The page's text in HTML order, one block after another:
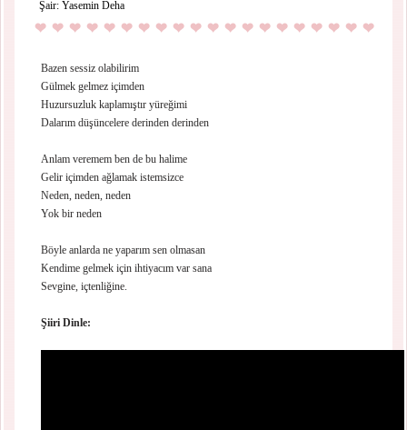
Şair: Yasemin Deha
Bazen sessiz olabilirim
Gülmek gelmez içimden
Huzursuzluk kaplamıştır yüreğimi
Dalarım düşüncelere derinden derinden
Anlam veremem ben de bu halime
Gelir içimden ağlamak istemsizce
Neden, neden, neden
Yok bir neden
Böyle anlarda ne yaparım sen olmasan
Kendime gelmek için ihtiyacım var sana
Sevgine, içtenliğine.
Şiiri Dinle: